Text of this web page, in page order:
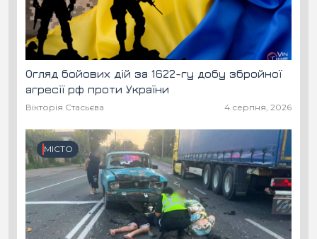
Огляд бойових дій за 1622-гу добу збройної
агресії рф проти України
Вікторія Стасьєва 4 серпня, 2026
МІСТО